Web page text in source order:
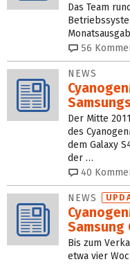
Das Team
56
NEWS
Der Mitte
des
dem Galaxy
der …
40
NEWS
Samsung
Bis zum
etwa vier